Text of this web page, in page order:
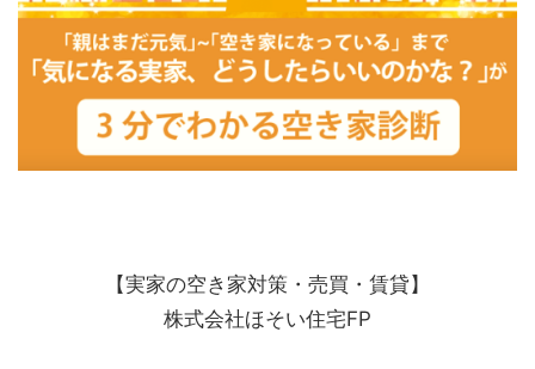
【実家の空き家対策・売買・賃貸】
株式会社ほそい住宅FP